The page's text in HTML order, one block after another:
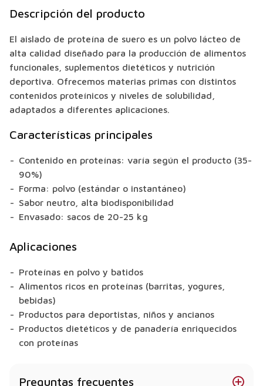
Descripción del producto
El aislado de proteína de suero es un polvo lácteo de
alta calidad diseñado para la producción de alimentos
funcionales, suplementos dietéticos y nutrición
deportiva. Ofrecemos materias primas con distintos
contenidos proteínicos y niveles de solubilidad,
adaptados a diferentes aplicaciones.
Características principales
Contenido en proteínas: varía según el producto (35-
90%)
Forma: polvo (estándar o instantáneo)
Sabor neutro, alta biodisponibilidad
Envasado: sacos de 20-25 kg
Aplicaciones
Proteínas en polvo y batidos
Alimentos ricos en proteínas (barritas, yogures,
bebidas)
Productos para deportistas, niños y ancianos
Productos dietéticos y de panadería enriquecidos
con proteínas
Preguntas frecuentes